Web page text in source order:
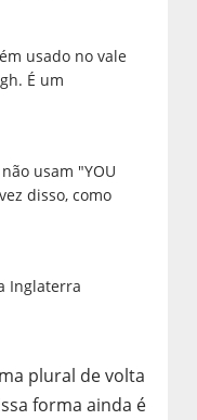
usado no vale
É um
usam "YOU
disso, como
Inglaterra
plural de volta
forma ainda é